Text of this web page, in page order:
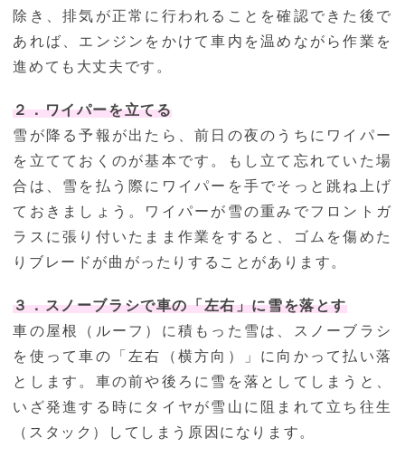
除き、排気が正常に行われることを確認できた後で
あれば、エンジンをかけて車内を温めながら作業を
進めても大丈夫です。
２．ワイパーを立てる
雪が降る予報が出たら、前日の夜のうちにワイパー
を立てておくのが基本です。もし立て忘れていた場
合は、雪を払う際にワイパーを手でそっと跳ね上げ
ておきましょう。ワイパーが雪の重みでフロントガ
ラスに張り付いたまま作業をすると、ゴムを傷めた
りブレードが曲がったりすることがあります。
３．スノーブラシで車の「左右」に雪を落とす
車の屋根（ルーフ）に積もった雪は、スノーブラシ
を使って車の「左右（横方向）」に向かって払い落
とします。車の前や後ろに雪を落としてしまうと、
いざ発進する時にタイヤが雪山に阻まれて立ち往生
（スタック）してしまう原因になります。